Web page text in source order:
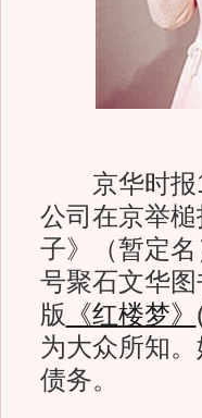
京华时报1
公司在京举
子》（暂定
号聚石文华
版 《红楼梦》
为大众所知
债务。